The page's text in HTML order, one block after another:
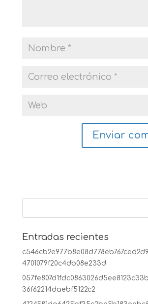
Entradas recientes
4701079f20c4db08e233d
36f62214daebf5122c2